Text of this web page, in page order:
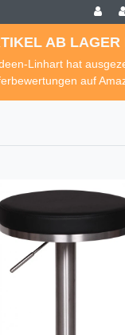
AB LAGER
Linhart hat
auf